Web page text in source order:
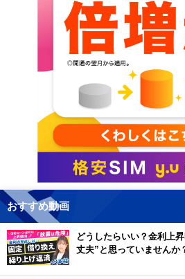
おすすめ動画
どうしたらいい？金利上
丈夫”と思っていませんか